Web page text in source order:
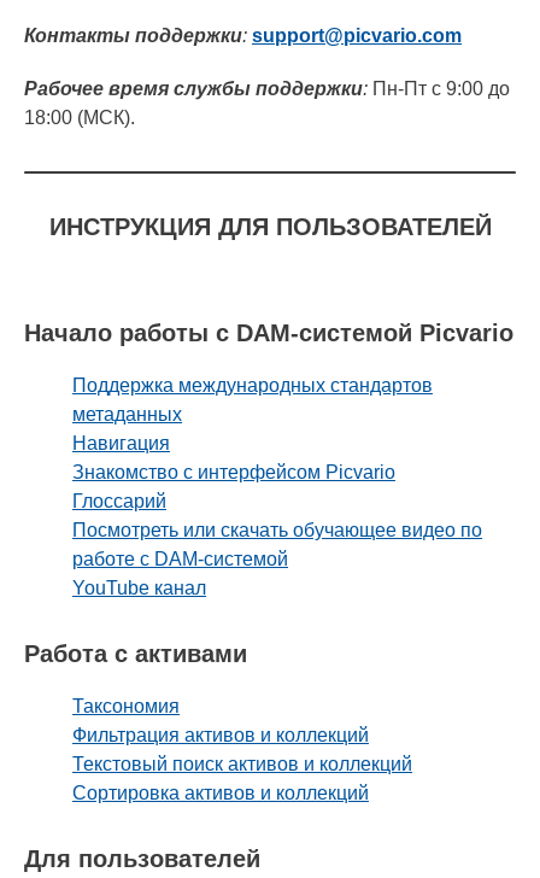
Контакты поддержки: support@picvario.com
Рабочее время службы поддержки: Пн-Пт с 9:00 до
18:00 (МСК).
ИНСТРУКЦИЯ ДЛЯ ПОЛЬЗОВАТЕЛЕЙ
Начало работы с DAM-системой Picvario
Поддержка международных стандартов
метаданных
Навигация
Знакомство с интерфейсом Picvario
Глоссарий
Посмотреть или скачать обучающее видео по
работе с DAM-системой
YouTube канал
Работа с активами
Таксономия
Фильтрация активов и коллекций
Текстовый поиск активов и коллекций
Сортировка активов и коллекций
Для пользователей